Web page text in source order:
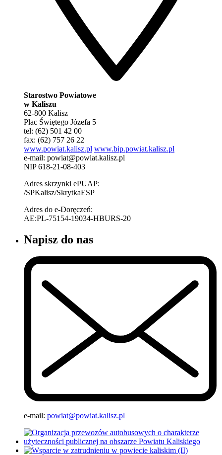
Starostwo Powiatowe
w Kaliszu
62-800 Kalisz
Plac Świętego Józefa 5
tel: (62) 501 42 00
fax: (62) 757 26 22
www.powiat.kalisz.pl www.bip.powiat.kalisz.pl
e-mail: powiat@powiat.kalisz.pl
NIP 618-21-08-403
Adres skrzynki ePUAP:
/SPKalisz/SkrytkaESP
Adres do e-Doręczeń:
AE:PL-75154-19034-HBURS-20
Napisz do nas
e-mail: powiat@powiat.kalisz.pl